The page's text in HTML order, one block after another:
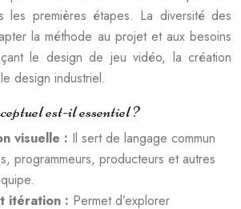
les premières étapes. La diversité des
la méthode au projet et aux besoins
le design de jeu vidéo, la création
design industriel.
est-il essentiel ?
visuelle : Il sert de langage commun
programmeurs, producteurs et autres
itération : Permet d’explorer